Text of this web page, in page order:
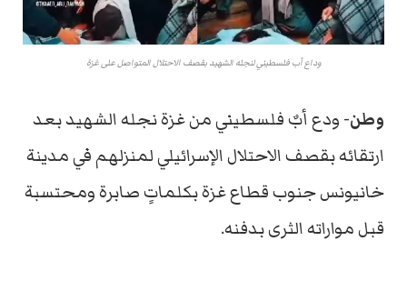
وداع أب فلسطيني لنجله الشهيد بقصف الاحتلال المتواصل على غزة
وطن- ودع أبٌ فلسطيني من غزة نجله الشهيد بعد
ارتقائه بقصف الاحتلال الإسرائيلي لمنزلهم في مدينة
خانيونس جنوب قطاع غزة بكلماتٍ صابرة ومحتسبة
قبل مواراته الثرى بدفنه.